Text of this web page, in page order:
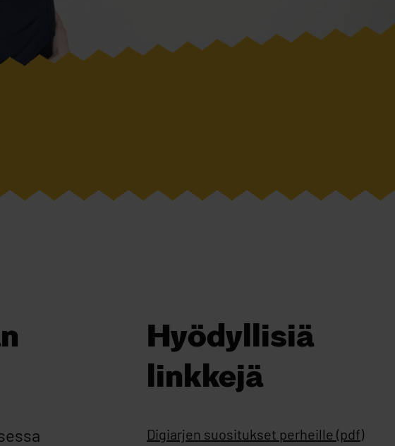
Hyödyllisiä
linkkejä
Digiarjen suositukset perheille (pdf)